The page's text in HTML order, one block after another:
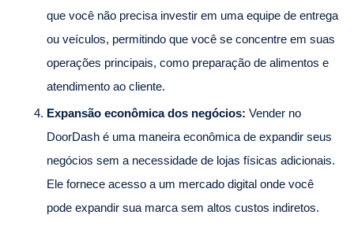
que você não precisa investir em uma equipe de entrega
ou veículos, permitindo que você se concentre em suas
operações principais, como preparação de alimentos e
atendimento ao cliente.
Expansão econômica dos negócios:Vender no
DoorDash é uma maneira econômica de expandir seus
negócios sem a necessidade de lojas físicas adicionais.
Ele fornece acesso a um mercado digital onde você
pode expandir sua marca sem altos custos indiretos.